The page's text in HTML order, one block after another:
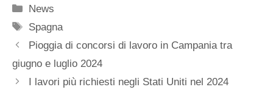
Categorie
News
Tag
Spagna
Pioggia di concorsi di lavoro in Campania tra
giugno e luglio 2024
I lavori più richiesti negli Stati Uniti nel 2024